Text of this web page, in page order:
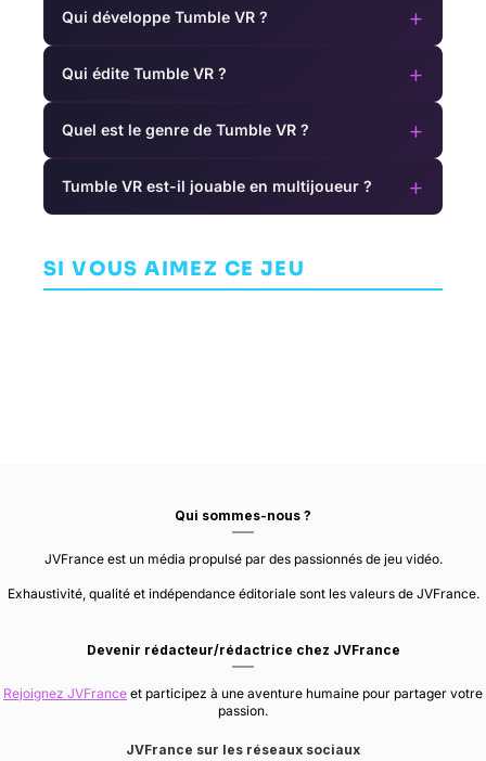
Qui développe Tumble VR ? +
Qui édite Tumble VR ? +
Quel est le genre de Tumble VR ? +
Tumble VR est-il jouable en multijoueur ? +
SI VOUS AIMEZ CE JEU
AVENTURE
AVENTURE
Qui sommes-nous ?
JVFrance est un média propulsé par des passionnés de jeu vidéo.
Exhaustivité, qualité et indépendance éditoriale sont les valeurs de JVFrance.
Devenir rédacteur/rédactrice chez JVFrance
Rejoignez JVFrance et participez à une aventure humaine pour partager votre
passion.
JVFrance sur les réseaux sociaux